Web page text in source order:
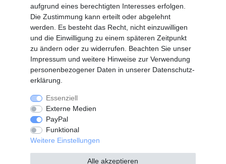
SERVICE
Info Material als PDF
Versand
Rückrufe
Galerie
Widerrufs­recht
Impressum
aufgrund eines berechtigten Interesses erfolgen.
Die Zustimmung kann erteilt oder abgelehnt
werden. Es besteht das Recht, nicht einzuwilligen
und die Einwilligung zu einem späteren Zeitpunkt
zu ändern oder zu widerrufen. Beachten Sie unser
Impressum und weitere Hinweise zur Verwendung
personenbezogener Daten in unserer Daten­schutz­
erklärung
Essenziell
Externe Medien
PayPal
Funktional
Weitere Einstellungen
Alle akzeptieren